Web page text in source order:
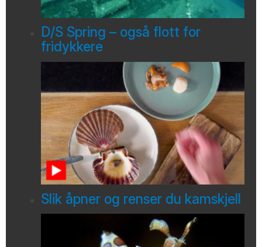
D/S Spring – også flott for
fridykkere
Slik åpner og renser du kamskjell